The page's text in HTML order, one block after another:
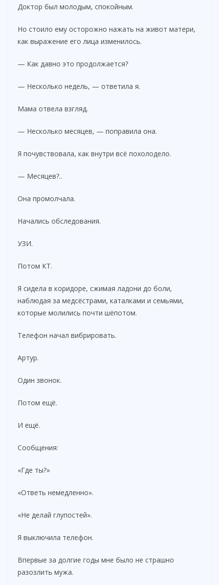
Доктор был молодым, спокойным.
Но стоило ему осторожно нажать на живот матери,
как выражение его лица изменилось.
— Как давно это продолжается?
— Несколько недель, — ответила я.
Мама отвела взгляд.
— Несколько месяцев, — поправила она.
Я почувствовала, как внутри всё похолодело.
— Месяцев?..
Она промолчала.
Начались обследования.
УЗИ.
Потом КТ.
Я сидела в коридоре, сжимая ладони до боли,
наблюдая за медсёстрами, каталками и семьями,
которые молились почти шёпотом.
Телефон начал вибрировать.
Артур.
Один звонок.
Потом ещё.
И ещё.
Сообщения:
«Где ты?»
«Ответь немедленно».
«Не делай глупостей».
Я выключила телефон.
Впервые за долгие годы мне было не страшно
разозлить мужа.